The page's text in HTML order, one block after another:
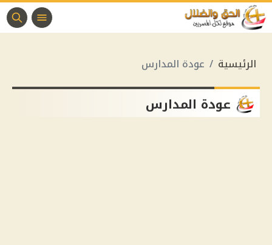
الرئيسية عودة المدارس
عودة المدارس